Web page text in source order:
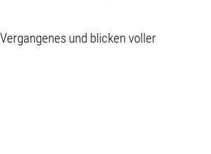
und blicken voller